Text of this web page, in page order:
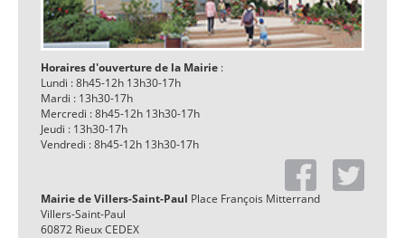
Horaires d'ouverture de la Mairie :
Lundi : 8h45-12h 13h30-17h
Mardi : 13h30-17h
Mercredi : 8h45-12h 13h30-17h
Jeudi : 13h30-17h
Vendredi : 8h45-12h 13h30-17h
Mairie de Villers-Saint-Paul Place François Mitterrand
Villers-Saint-Paul
60872 Rieux CEDEX